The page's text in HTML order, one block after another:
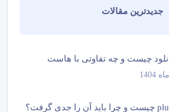
جدیدترین مقالات
چیست و چه تفاوتی با هاست